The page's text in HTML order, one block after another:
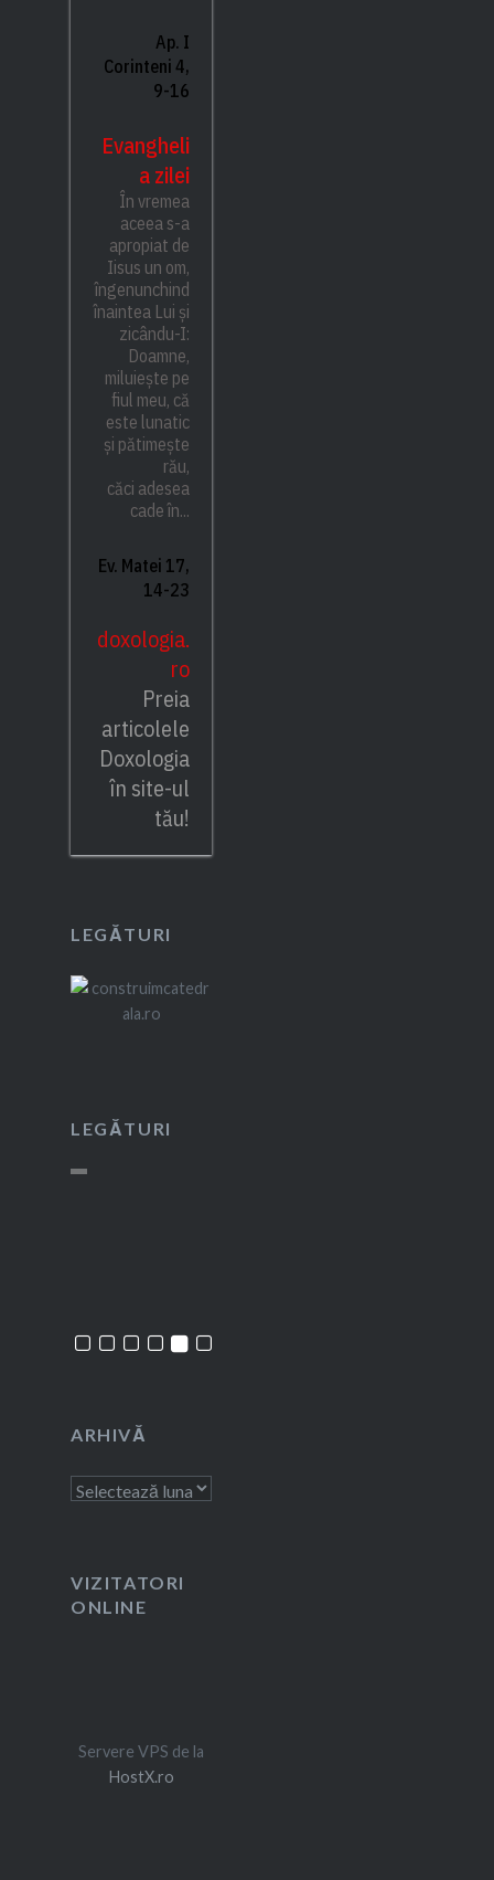
Ap. I
Corinteni 4,
9-16
Evangheli
a zilei
În vremea
aceea s-a
apropiat de
Iisus un om,
îngenunchind
înaintea Lui și
zicându-I:
Doamne,
miluiește pe
fiul meu, că
este lunatic
și pătimește
rău,
căci adesea
cade în...
Ev. Matei 17,
14-23
doxologia.
ro
Preia
articolele
Doxologia
în site-ul
tău!
LEGĂTURI
LEGĂTURI
ARHIVĂ
Arhivă
VIZITATORI
ONLINE
Servere VPS de la
HostX.ro